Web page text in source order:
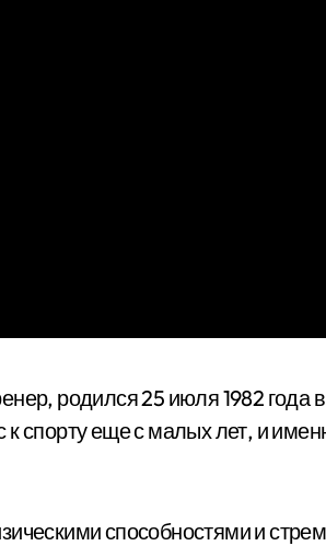
родился 25 июля 1982 года
спорту еще с малых лет, и
способностями и